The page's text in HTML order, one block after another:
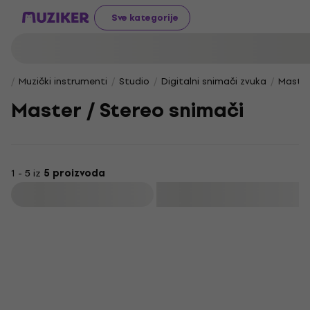
Sve kategorije
Muzički instrumenti Studio Digitalni snimači zvuka
Master / Stereo snimači
1 - 5 iz 5 proizvoda